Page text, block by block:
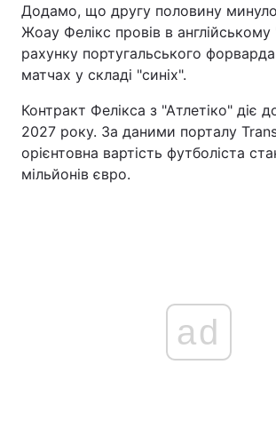
Додамо, що другу половину
Жоау Фелікс провів в англійському
рахунку португальського
матчах у складі "синіх".
Контракт Фелікса з "Атлетіко" діє
2027 року. За даними порталу
орієнтовна вартість футболіста
мільйонів євро.
ad